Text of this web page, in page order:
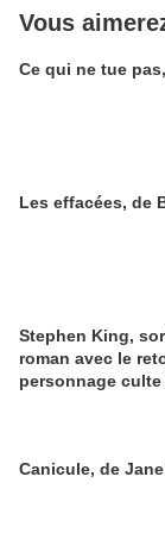
Vous
Ce qui ne tue
Les effacées, de
Stephen King,
roman avec le
personnage culte
Canicule, de